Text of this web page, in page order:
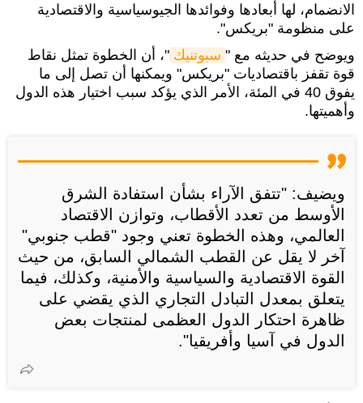
الانضمام، لها أبعادها وفوائدها الجيوسياسية والاقتصادية
على منظومة "بريكس".
ويوضح في حديثه مع " سبوتنيك "، أن الخطوة تمثل نقاط
قوة تقفز باقتصاديات "بريكس" ويمكنها أن تصل إلى ما
يفوق 40 في المئة، الأمر الذي يؤكد سبب اختيار هذه الدول
وأهميتها.
ويضيف: "تتفق الآراء بشأن استفادة الشرق
الأوسط من تعدد الأقطاب، وتوازن الاقتصاد
العالمي، وهذه الخطوة تعني وجود "قطب جنوبي"
آخر لا يقل عن القطب الشمالي السابق، من حيث
القوة الاقتصادية والسياسية والأمنية، وكذلك، فيما
يتعلق بمعدل التبادل التجاري الذي يقضي على
ظاهرة احتكار الدول العظمى لمنتجات بعض
الدول في آسيا وأفريقيا".